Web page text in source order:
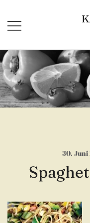
Inhalt
springen
30. Juni